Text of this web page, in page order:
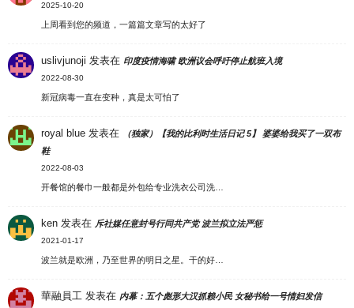
2025-10-20
上周看到您的频道，一篇篇文章写的太好了
uslivjunoji 发表在 印度疫情海啸 欧洲议会呼吁停止航班入境
2022-08-30
新冠病毒一直在变种，真是太可怕了
royal blue 发表在
（独家）【我的比利时生活日记 5】 婆婆给我买了一双布
鞋
2022-08-03
开餐馆的餐巾一般都是外包给专业洗衣公司洗…
ken 发表在 斥社媒任意封号行同共产党 波兰拟立法严惩
2021-01-17
波兰就是欧洲，乃至世界的明日之星。干的好…
華融員工 发表在 内幕：五个彪形大汉抓赖小民 女秘书给一号情妇发信